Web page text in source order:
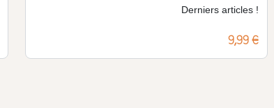
Derniers articles !
Prix
9,99 €